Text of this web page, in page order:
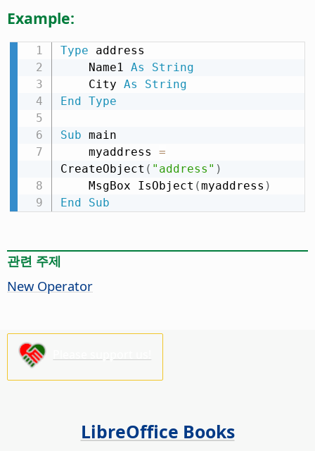
Example:
Type address
    Name1
As
String
    City
As
String
End Type
Sub main
    myaddress
=
CreateObject ( "address" )
    MsgBox IsObject
(myaddress )
End
Sub
관련 주제
New Operator
LibreOffice Books